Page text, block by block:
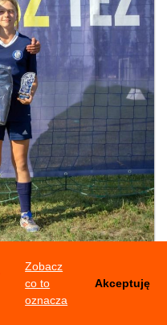
Zobacz
co to
oznacza
Akceptuję